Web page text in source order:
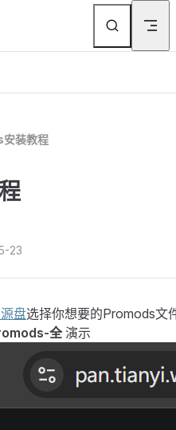
装教程
23
盘选择你想要的Promods文
全演示